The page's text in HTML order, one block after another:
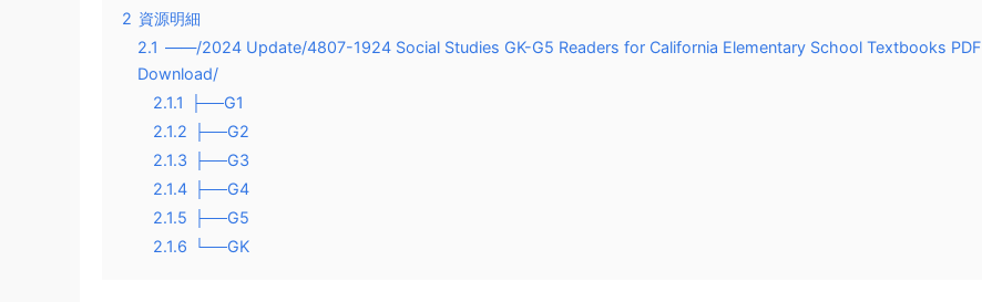
2 資源明細
2.1 ——/2024 Update/4807-1924 Social Studies GK-G5 Readers for California Elementary School Textbooks PDF
Download/
2.1.1
├──G1
2.1.2
├──G2
2.1.3
├──G3
2.1.4
├──G4
2.1.5
├──G5
2.1.6
└──GK